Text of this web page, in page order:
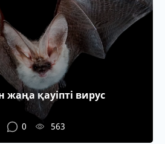
қауіпті вирус
0 563